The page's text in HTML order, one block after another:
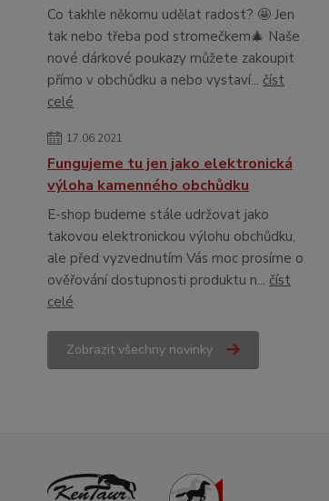
Co takhle někomu udělat radost? 🤩 Jen
tak nebo třeba pod stromečkem🎄 Naše
nové dárkové poukazy můžete zakoupit
přímo v obchůdku a nebo vystaví... číst
celé
17.06.2021
Fungujeme tu jen jako elektronická
výloha kamenného obchůdku
E-shop budeme stále udržovat jako
takovou elektronickou výlohu obchůdku,
ale před vyzvednutím Vás moc prosíme o
ověřování dostupnosti produktu n... číst
celé
Zobrazit všechny novinky